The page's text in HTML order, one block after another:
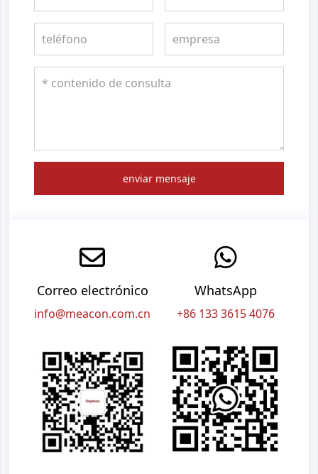
enviar mensaje
Correo electrónico
info@meacon.com.cn
WhatsApp
+86 133 3615 4076